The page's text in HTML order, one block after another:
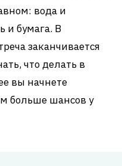
вода и
и бумага. В
заканчивается
что делать в
вы начнете
больше шансов у